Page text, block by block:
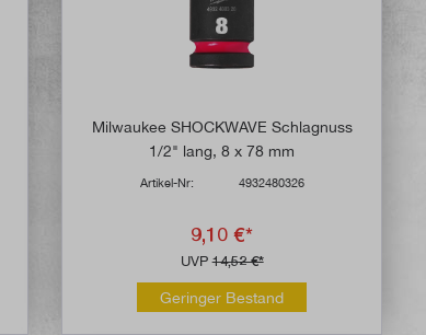
Milwaukee SHOCKWAVE Schlagnuss
1/2" lang, 8 x 78 mm
Artikel-Nr: 4932480326
9,10 €*
UVP14,52 €*
Geringer Bestand